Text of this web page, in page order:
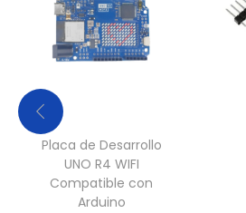
Placa de Desarrollo
UNO R4 WIFI
Compatible con
Arduino